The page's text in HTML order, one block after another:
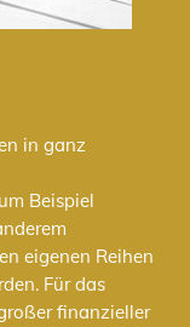
in ganz
Beispiel
eigenen Reihen
Für das
finanzieller